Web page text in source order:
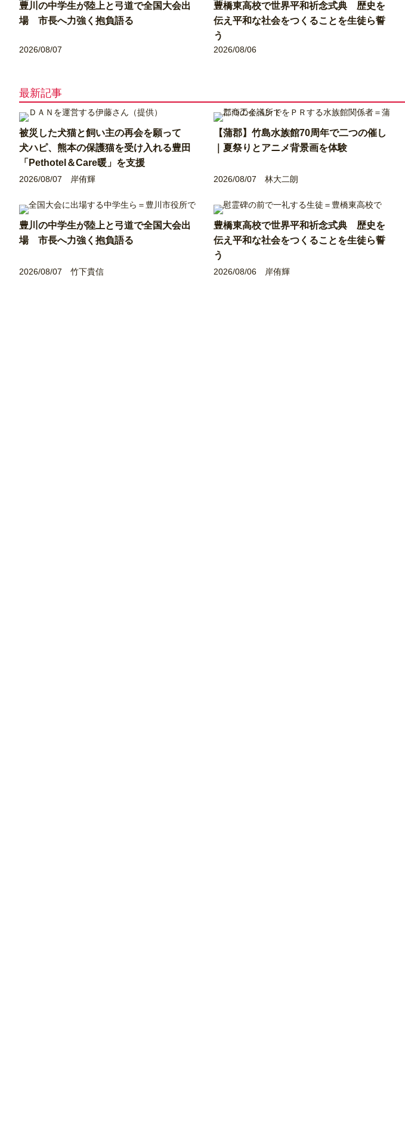
豊川の中学生が陸上と弓道で全国大会出
場 市長へ力強く抱負語る
2026/08/07
豊橋東高校で世界平和祈念式典 歴史を
伝え平和な社会をつくることを生徒ら誓
う
2026/08/06
最新記事
被災した犬猫と飼い主の再会を願って
犬ハピ、熊本の保護猫を受け入れる豊田
「Pethotel＆Care暖」を支援
2026/08/07 岸侑輝
【蒲郡】竹島水族館70周年で二つの催し
｜夏祭りとアニメ背景画を体験
2026/08/07 林大二朗
豊川の中学生が陸上と弓道で全国大会出
場 市長へ力強く抱負語る
2026/08/07 竹下貴信
豊橋東高校で世界平和祈念式典 歴史を
伝え平和な社会をつくることを生徒ら誓
う
2026/08/06 岸侑輝